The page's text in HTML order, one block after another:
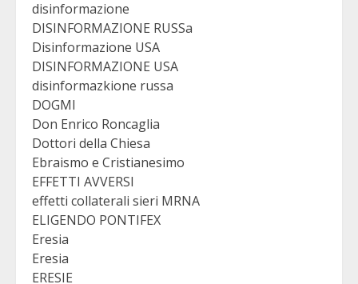
disinformazione
DISINFORMAZIONE RUSSa
Disinformazione USA
DISINFORMAZIONE USA
disinformazkione russa
DOGMI
Don Enrico Roncaglia
Dottori della Chiesa
Ebraismo e Cristianesimo
EFFETTI AVVERSI
effetti collaterali sieri MRNA
ELIGENDO PONTIFEX
Eresia
Eresia
ERESIE